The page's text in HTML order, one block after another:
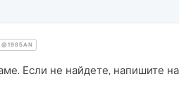
@1985AN
Если не найдете, напишите на